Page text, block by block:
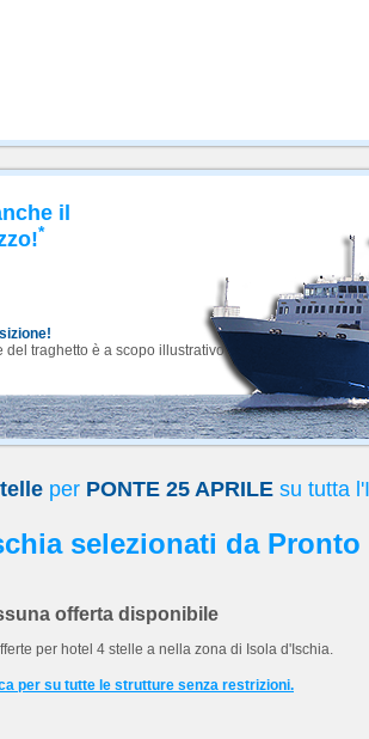
il
*
traghetto è a scopo illustrativo.
per PONTE 25 APRILE su tutta
selezionati da Pronto
offerta disponibile
per hotel 4 stelle a nella zona di Isola d'Ischia.
per su tutte le strutture senza restrizioni.